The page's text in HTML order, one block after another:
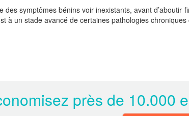
des symptômes bénins voir inexistants, avant
à un stade avancé de certaines pathologies chroniques
près de 10.000